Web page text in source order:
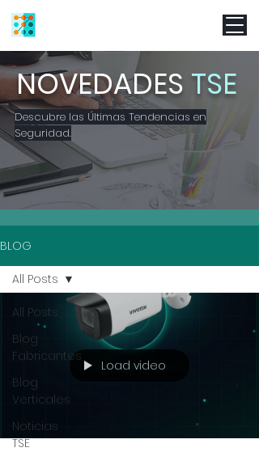
NOVEDADES TSE
Descubre las Últimas Tendencias en
Seguridad.
BLOG
All Posts
Blog
Fabricantes
Blog
Verticales
Noticias
TSE
All Posts
Load video